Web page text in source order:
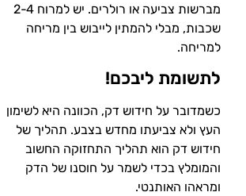
מברשות צביעה או רולרים. יש למרוח 2-4
שכבות, מבלי להמתין לייבוש בין מריחה
למריחה.
לתשומת ליבכם!
כשמדובר על חידוש דק, הכוונה היא לשימון
העץ ולא צביעתו מחדש בצבע. תהליך של
חידוש דק הוא תהליך התחזוקה החשוב
והמומלץ בכדי לשמר על חוסנו של הדק
ומראהו האותנטי.